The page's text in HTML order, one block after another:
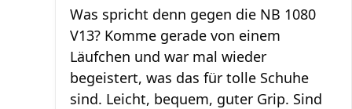
Was spricht denn gegen die NB 1080
V13? Komme gerade von einem
Läufchen und war mal wieder
begeistert, was das für tolle Schuhe
sind. Leicht, bequem, guter Grip. Sind